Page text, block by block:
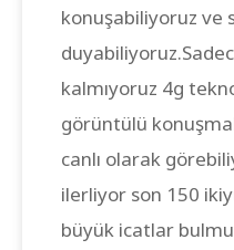
konuşabiliyoruz ve
kalmıyoruz 4g
görüntülü
canlı olarak
ilerliyor son 150
büyük icatlar